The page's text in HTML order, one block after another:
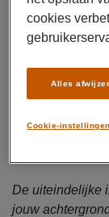
Beheren
De uiteindelijke
jouw
cookies
Cookie-instellingen
Alles